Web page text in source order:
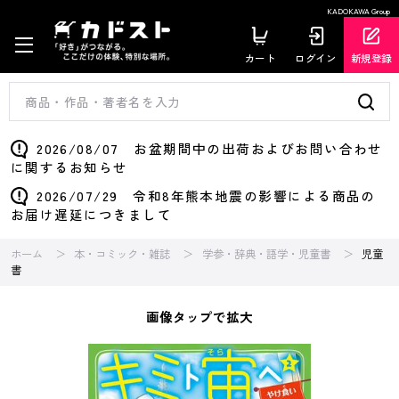
KADOKAWA Group
カート ログイン 新規登録
2026/08/07 お盆期間中の出荷およびお問い合わせ
に関するお知らせ
2026/07/29 令和8年熊本地震の影響による商品の
お届け遅延につきまして
ホーム 本・コミック・雑誌 学参・辞典・語学・児童書
児童
書
画像タップで拡大